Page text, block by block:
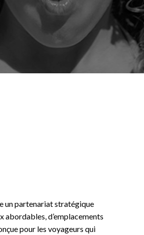
un partenariat stratégique
abordables, d’emplacements
pour les voyageurs qui